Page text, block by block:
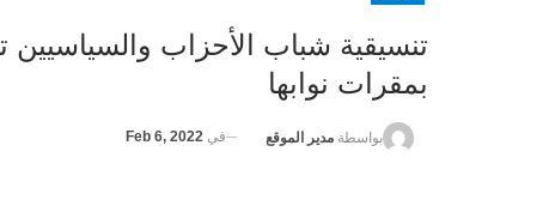
تنسيقية شباب الأحزاب
بمقرات نوابها
بواسطة مدير الموقع في Feb 6, 2022